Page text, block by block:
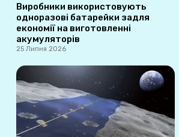
Виробники використовують
одноразові батарейки задля
економії на виготовленні
акумуляторів
25 Липня 2026